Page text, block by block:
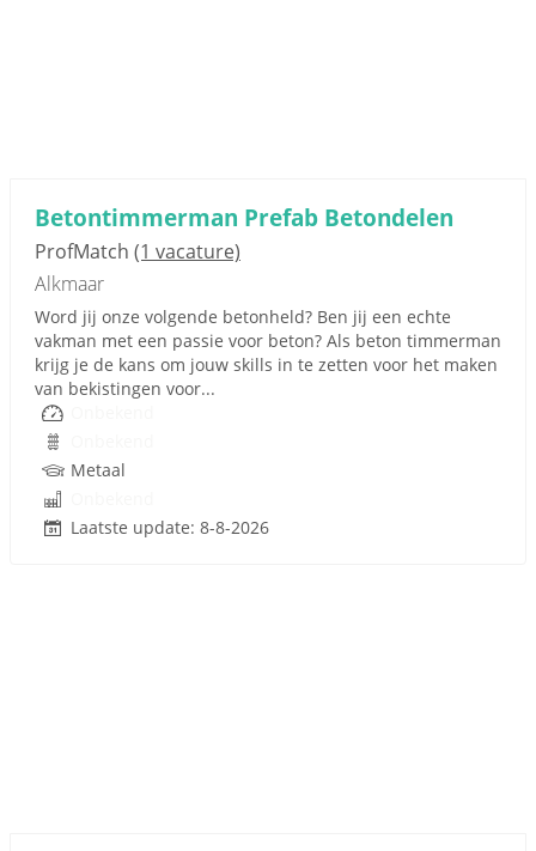
Betontimmerman Prefab Betondelen
ProfMatch (1 vacature)
Alkmaar
Word jij onze volgende betonheld? Ben jij een echte
vakman met een passie voor beton? Als beton timmerman
krijg je de kans om jouw skills in te zetten voor het maken
van bekistingen voor...
Metaal
Laatste update: 8-8-2026